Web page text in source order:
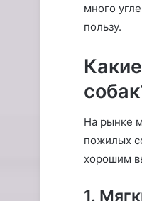
много
пользу.
На рынке
пожилых
хорошим
1.